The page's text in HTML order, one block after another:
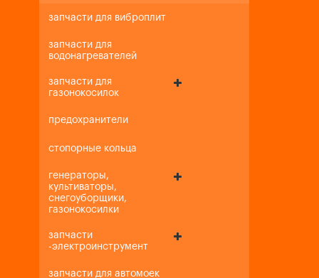
запчасти для виброплит
запчасти для
водонагревателей
запчасти для
газонокосилок
предохранители
стопорные кольца
генераторы,
культиваторы,
снегоуборщики,
газонокосилки
запчасти
-электроинструмент
запчасти для автомоек